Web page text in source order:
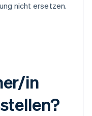
nicht ersetzen.
in